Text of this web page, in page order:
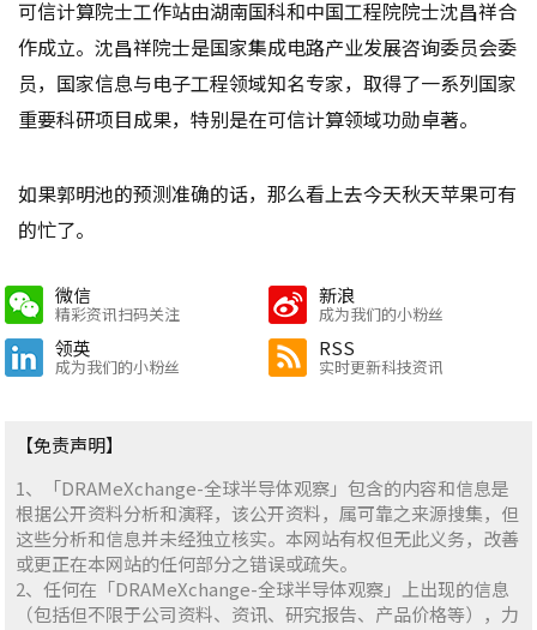
可信计算院士工作站由湖南国科和中国工程院院士沈昌祥合
作成立。沈昌祥院士是国家集成电路产业发展咨询委员会委
员，国家信息与电子工程领域知名专家，取得了一系列国家
重要科研项目成果，特别是在可信计算领域功勋卓著。
如果郭明池的预测准确的话，那么看上去今天秋天苹果可有
的忙了。
微信
精彩资讯扫码关注
新浪
成为我们的小粉丝
领英
成为我们的小粉丝
RSS
实时更新科技资讯
【免责声明】
1、「DRAMeXchange-全球半导体观察」包含的内容和信息是
根据公开资料分析和演释，该公开资料，属可靠之来源搜集，但
这些分析和信息并未经独立核实。本网站有权但无此义务，改善
或更正在本网站的任何部分之错误或疏失。
2、任何在「DRAMeXchange-全球半导体观察」上出现的信息
（包括但不限于公司资料、资讯、研究报告、产品价格等），力